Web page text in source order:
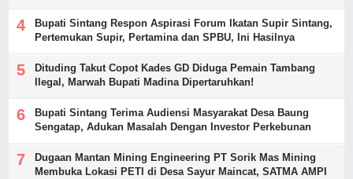
Bupati Sintang Respon Aspirasi Forum Ikatan Supir Sintang,
Pertemukan Supir, Pertamina dan SPBU, Ini Hasilnya
Dituding Takut Copot Kades GD Diduga Pemain Tambang
Ilegal, Marwah Bupati Madina Dipertaruhkan!
Bupati Sintang Terima Audiensi Masyarakat Desa Baung
Sengatap, Adukan Masalah Dengan Investor Perkebunan
Dugaan Mantan Mining Engineering PT Sorik Mas Mining
Membuka Lokasi PETI di Desa Sayur Maincat, SATMA AMPI